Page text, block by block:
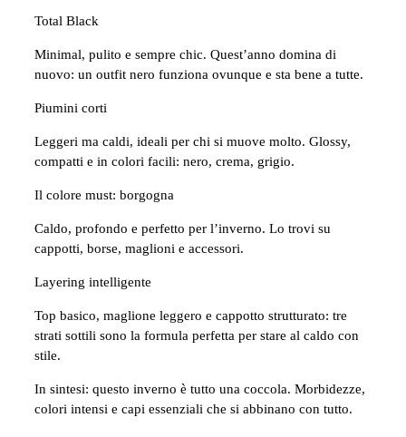
Total Black
Minimal, pulito e sempre chic. Quest’anno domina di
nuovo: un outfit nero funziona ovunque e sta bene a tutte.
Piumini corti
Leggeri ma caldi, ideali per chi si muove molto. Glossy,
compatti e in colori facili: nero, crema, grigio.
Il colore must: borgogna
Caldo, profondo e perfetto per l’inverno. Lo trovi su
cappotti, borse, maglioni e accessori.
Layering intelligente
Top basico, maglione leggero e cappotto strutturato: tre
strati sottili sono la formula perfetta per stare al caldo con
stile.
In sintesi: questo inverno è tutto una coccola. Morbidezze,
colori intensi e capi essenziali che si abbinano con tutto.